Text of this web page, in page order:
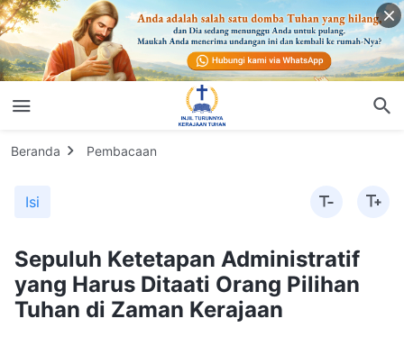
Beranda Pembacaan
Isi
Sepuluh Ketetapan Administratif
yang Harus Ditaati Orang Pilihan
Tuhan di Zaman Kerajaan